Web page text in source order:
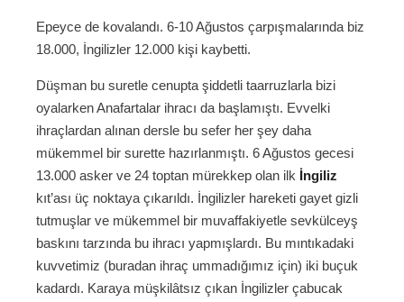
Epeyce de kovalandı. 6-10 Ağustos çarpışmalarında biz
18.000, İngilizler 12.000 kişi kaybetti.
Düşman bu suretle cenupta şiddetli taarruzlarla bizi
oyalarken Anafartalar ihracı da başlamıştı. Evvelki
ihraçlardan alınan dersle bu sefer her şey daha
mükemmel bir surette hazırlanmıştı. 6 Ağustos gecesi
13.000 asker ve 24 toptan mürekkep olan ilk İngiliz
kıt’ası üç noktaya çıkarıldı. İngilizler hareketi gayet gizli
tutmuşlar ve mükemmel bir muvaffakiyetle sevkülceyş
baskını tarzında bu ihracı yapmışlardı. Bu mıntıkadaki
kuvvetimiz (buradan ihraç ummadığımız için) iki buçuk
kadardı. Karaya müşkilâtsız çıkan İngilizler çabucak